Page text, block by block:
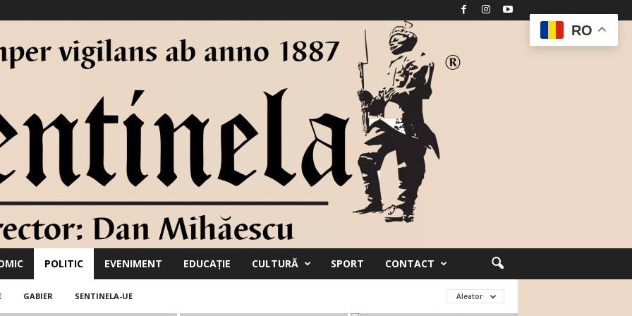
POLITIC EVENIMENT EDUCAŢIE CULTURĂ SPORT CONTACT
GABIER SENTINELA-UE Aleator
RO